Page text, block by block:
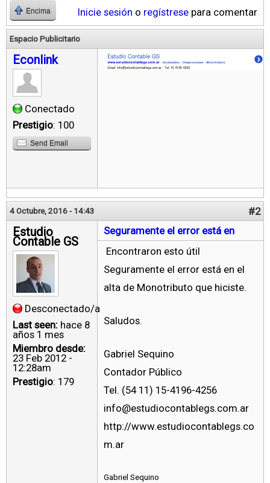
Encima Inicie sesión o regístrese para comentar
Espacio Publicitario
Econlink
Conectado
Prestigio: 100
Send Email
4 Octubre, 2016 - 14:43 #2
Estudio
Contable GS
Desconectado/a
Last seen: hace 8
años 1 mes
Miembro desde:
23 Feb 2012 -
12:28am
Prestigio: 179
Seguramente el error está en
Encontraron esto útil
Seguramente el error está en el
alta de Monotributo que hiciste.
Saludos.
Gabriel Sequino
Contador Público
Tel. (54 11) 15-4196-4256
info@estudiocontablegs.com.ar
http://www.estudiocontablegs.co
m.ar
Gabriel Sequino